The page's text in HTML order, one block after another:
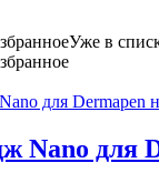
Уже в
Nano для